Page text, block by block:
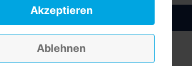
Anmelden
Akzeptieren
Ablehnen